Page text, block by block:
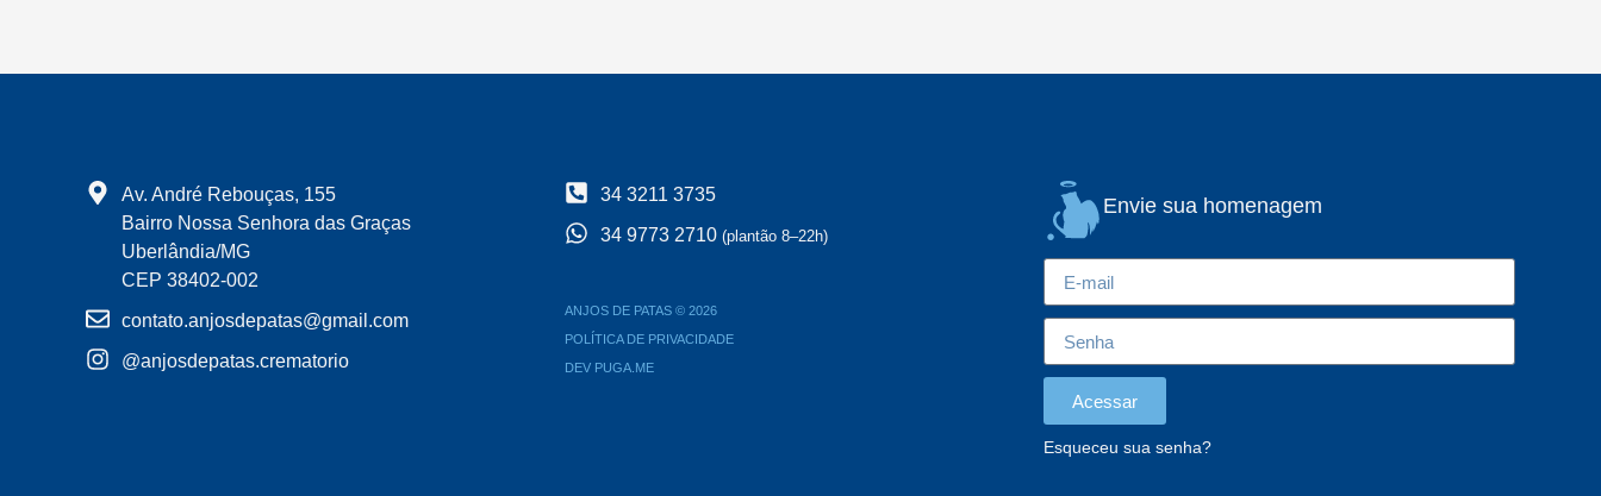
Av. André Rebouças, 155
Bairro Nossa Senhora das Graças
Uberlândia/MG
CEP 38402-002
contato.anjosdepatas@gmail.com
@anjosdepatas.crematorio
34 3211 3735
34 9773 2710 (plantão 8–22h)
ANJOS DE PATAS © 2026
POLÍTICA DE PRIVACIDADE
DEV PUGA.ME
Envie sua homenagem
Acessar
Esqueceu sua senha?